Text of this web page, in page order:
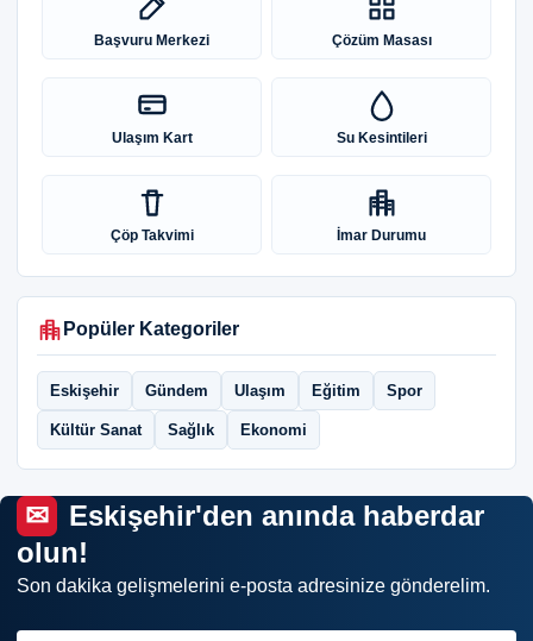
Başvuru Merkezi Çözüm Masası
Ulaşım Kart Su Kesintileri
Çöp Takvimi İmar Durumu
Popüler Kategoriler
Eskişehir Gündem Ulaşım Eğitim Spor
Kültür Sanat Sağlık Ekonomi
Eskişehir'den anında haberdar
olun!
Son dakika gelişmelerini e-posta adresinize gönderelim.